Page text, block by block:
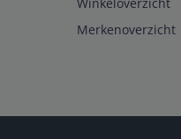
Merkenoverzicht